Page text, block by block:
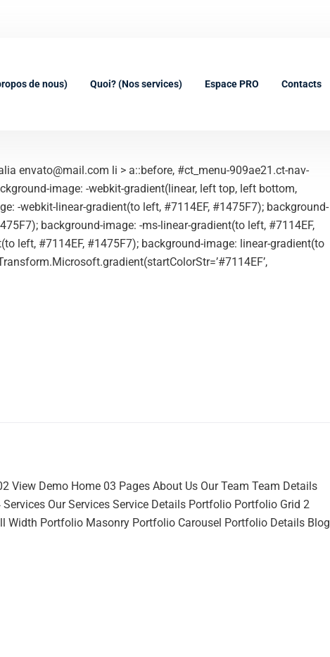
de nous) Quoi? (Nos services) Espace PRO Contacts
envato@mail.com li > a::before, #ct_menu-909ae21.ct-nav-
image: -webkit-gradient(linear, left top, left bottom,
-webkit-linear-gradient(to left, #7114EF, #1475F7); background-
background-image: -ms-linear-gradient(to left, #7114EF,
left, #7114EF, #1475F7); background-image: linear-gradient(to
View Demo Home 03 Pages About Us Our Team Team Details
Our Services Service Details Portfolio Portfolio Grid 2
Width Portfolio Masonry Portfolio Carousel Portfolio Details Blog